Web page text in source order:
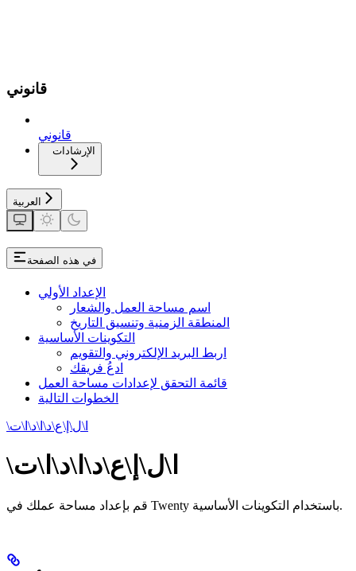
قانوني
قانوني
الإرشادات
العربية
في هذه الصفحة
الإعداد الأولي
اسم مساحة العمل والشعار
المنطقة الزمنية وتنسيق التاريخ
التكوينات الأساسية
اربط البريد الإلكتروني والتقويم
ادعُ فريقك
قائمة التحقق لإعدادات مساحة العمل
الخطوات التالية
\ا\ل\إ\ع\د\ا\د\ا\ت
\ا\ل\إ\ع\د\ا\د\ا\ت
قم بإعداد مساحة عملك في Twenty باستخدام التكوينات الأساسية.